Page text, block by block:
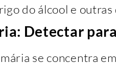
do álcool e outras
Detectar
se concentra